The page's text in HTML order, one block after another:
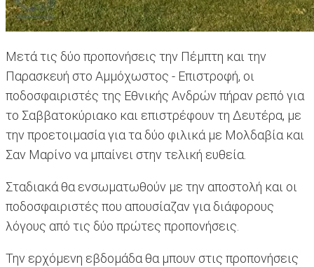
Μετά τις δύο προπονήσεις την Πέμπτη και την
Παρασκευή στο Αμμόχωστος - Επιστροφή, οι
ποδοσφαιριστές της Εθνικής Ανδρών πήραν ρεπό για
το Σαββατοκύριακο και επιστρέφουν τη Δευτέρα, με
την προετοιμασία για τα δύο φιλικά με Μολδαβία και
Σαν Μαρίνο να μπαίνει στην τελική ευθεία.
Σταδιακά θα ενσωματωθούν με την αποστολή και οι
ποδοσφαιριστές που απουσίαζαν για διάφορους
λόγους από τις δύο πρώτες προπονήσεις.
Την ερχόμενη εβδομάδα θα μπουν στις προπονήσεις